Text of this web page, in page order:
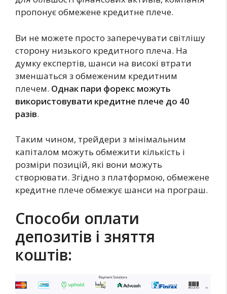
пропонує обмежене кредитне плече.
Ви не можете просто заперечувати світлішу
сторону низького кредитного плеча. На
думку експертів, шанси на високі втрати
зменшаться з обмеженим кредитним
плечем. Однак пари форекс можуть
використовувати кредитне плече до 40
разів.
Таким чином, трейдери з мінімальним
капіталом можуть обмежити кількість і
розміри позицій, які вони можуть
створювати. Згідно з платформою, обмежене
кредитне плече обмежує шанси на програш.
Способи оплати
депозитів і зняття
коштів: